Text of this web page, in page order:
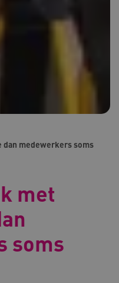
medewerkers soms
met
soms